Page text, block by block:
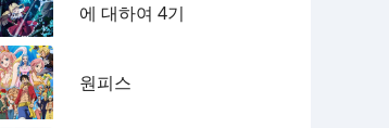
에 대하여 4기
원피스